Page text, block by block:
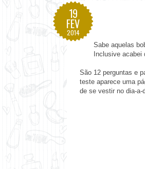
19
FEV
2014
Sabe aquelas
Inclusive
São 12 perguntas e
teste aparece uma
de se vestir no dia-